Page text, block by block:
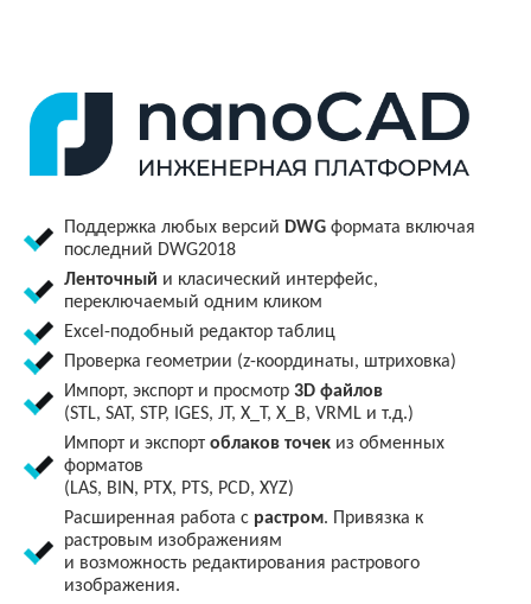
Поддержка любых версий DWG формата включая
последний DWG2018
Ленточный и класический интерфейс,
переключаемый одним кликом
Excel-подобный редактор таблиц
Проверка геометрии (z-координаты, штриховка)
Импорт, экспорт и просмотр 3D файлов
(STL, SAT, STP, IGES, JT, X_T, X_B, VRML и т.д.)
Импорт и экспорт облаков точек из обменных
форматов
(LAS, BIN, PTX, PTS, PCD, XYZ)
Расширенная работа с растром. Привязка к
растровым изображениям
и возможность редактирования растрового
изображения.